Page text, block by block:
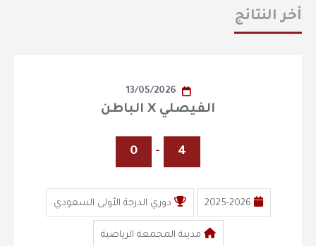
أخر النتائج
13/05/2026
الفيصلي X الباطن
4
-
0
2025-2026 دوري الدرجة الأولى السعودي
مدينة المجمعة الرياضية